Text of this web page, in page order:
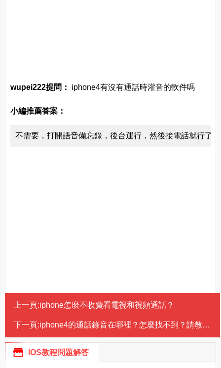
wupei222提問： iphone4有沒有通話時灌音的軟件嗎
小編推薦答案：
不需要，打開語音備忘錄，後台運行，然後接電話就行了。
上一頁:iphone怎麼不收費看電視和視頻通話？
下一頁:iphone4的通話錄音在哪裡？怎麼找不到？請教高手
IOS教程問題解答